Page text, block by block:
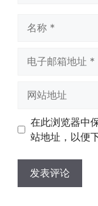
址
址
在此浏览器中
站地址，以便